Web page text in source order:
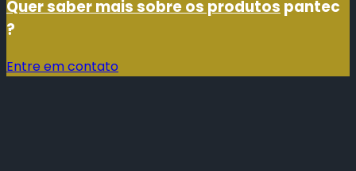
Quer saber mais sobre os produtos pantec
?
Entre em contato